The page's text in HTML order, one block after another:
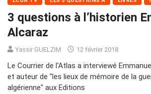
3 questions à l’historien
Alcaraz
Yassir GUELZIM 12 février 2018
Le Courrier de l'Atlas a interviewé
et auteur de "les lieux de mémoire de la
algérienne" aux Editions